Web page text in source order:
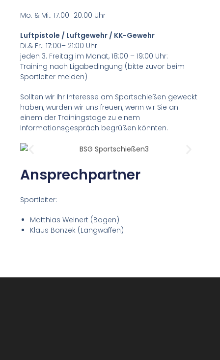
Mo. & Mi.: 17:00–20:00 Uhr
Luftpistole / Luftgewehr / KK-Gewehr
Di.& Fr.: 17:00– 21:00 Uhr
jeden 3. Freitag im Monat, 18:00 – 19:00 Uhr:
Training nach Ligabedingung (bitte zuvor beim
Sportleiter melden)
Sollten wir Ihr Interesse am Sportschießen geweckt
haben, würden wir uns freuen, wenn wir Sie an
einem der Trainingstage zu einem
Informationsgespräch begrüßen könnten.
Ansprechpartner
Sportleiter:
Matthias Weinert (Bogen)
Klaus Bonzek (Langwaffen)